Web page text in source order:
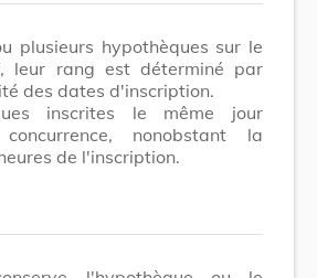
plusieurs hypothèques sur le
leur rang est déterminé par
des dates d'inscription.
inscrites le même jour
nonobstant la
de l'inscription.